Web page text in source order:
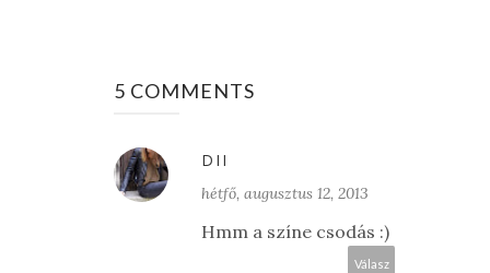
5 COMMENTS
DII
hétfő, augusztus 12, 2013
Hmm a színe csodás :)
Válasz